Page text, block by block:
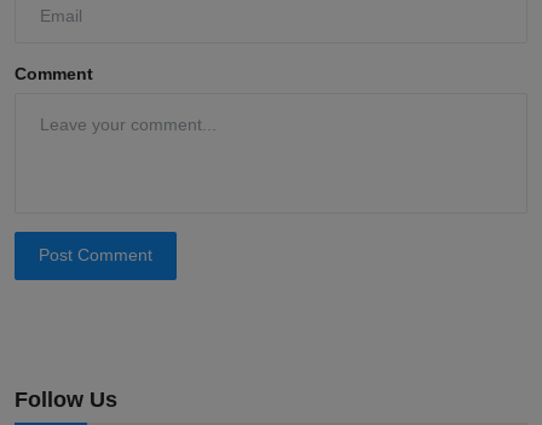
Comment
Post Comment
Follow Us